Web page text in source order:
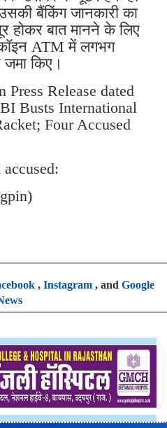
बैंकिंग जानकारी का
होकर बात मानने के लिए
ATM में लगभग
किए।
Press Release dated
Busts International
Four Accused
, Instagram, and Google